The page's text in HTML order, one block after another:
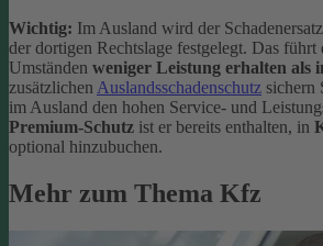
Wichtig: Im Ausland wird der
der dortigen Rechtslage festgelegt. Das führt
Umständen weniger Leistung erhalten als
zusätzlichenAuslandsschadenschutz sichern
im Ausland den hohen Service- und
Premium-Schutz ist er bereits enthalten, in
optional hinzubuchen.
Mehr zum Thema Kfz